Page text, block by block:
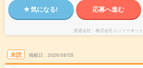
気になる! 応募へ進む
派遣会社 株式会社ニッソーネット
未読 掲載日 2026/08/05